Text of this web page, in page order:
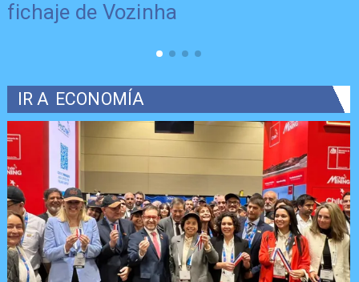
fichaje de Vozinha
IR A ECONOMÍA